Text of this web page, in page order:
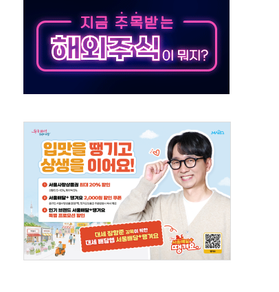
면 부식 물질"
화...외국인 노동자 숨져